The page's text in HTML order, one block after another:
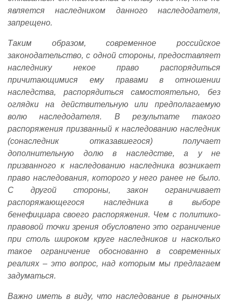
является наследником данного наследодателя,
запрещено.
Таким образом, современное российское
законодательство, с одной стороны, предоставляет
наследнику некое право распорядиться
причитающимися ему правами в отношении
наследства, распорядиться самостоятельно, без
оглядки на действительную или предполагаемую
волю наследодателя. В результате такого
распоряжения призванный к наследованию наследник
(сонаследник отказавшегося) получает
дополнительную долю в наследстве, а у не
призванного к наследованию наследника возникает
право наследования, которого у него ранее не было.
С другой стороны, закон ограничивает
распоряжающегося наследника в выборе
бенефициара своего распоряжения. Чем с политико-
правовой точки зрения обусловлено это ограничение
при столь широком круге наследников и насколько
такое ограничение обоснованно в современных
реалиях – это вопрос, над которым мы предлагаем
задуматься.
Важно иметь в виду, что наследование в рыночных